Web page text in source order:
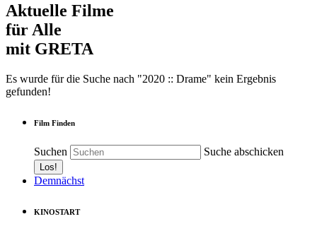
Aktuelle Filme
für Alle
mit GRETA
Es wurde für die Suche nach "2020 :: Drame" kein Ergebnis
gefunden!
Film Finden
Suchen Suche abschicken
Demnächst
KINOSTART